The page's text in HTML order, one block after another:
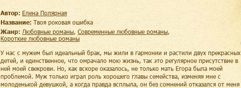
Автор: Елена Полярная
Название: Твоя роковая ошибка
Жанр:
любовные романы, современные любовные романы,
короткие любовные романы
У нас с мужем был идеальный брак, мы жили в гармонии и растили двух прекрасных
детей, и единственное, что омрачало мою жизнь, так это регулярное присутствие в
ней моей свекрови. Но, как вскоре оказалось, не только мать Егора была моей
проблемой. Муж только играл роль хорошего главы семейства, изменяя мне с
молоденькой девушкой, а когда правда всплыла, он без сомнений отказался от меня